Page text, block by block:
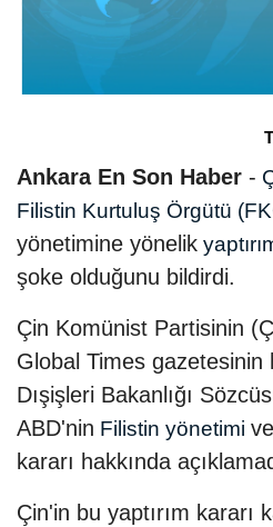
Ankara En Son Haber -
Filistin Kurtuluş Örgütü
yönetimine yönelik
şoke olduğunu bildirdi.
Çin Komünist Partisinin
Global Times gazetesinin
Dışişleri Bakanlığı
ABD'nin Filistin yönetimi
kararı hakkında
Çin'in bu yaptırım kararı